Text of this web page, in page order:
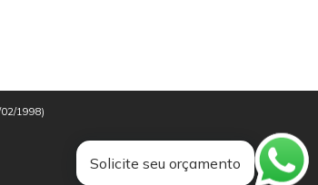
02/1998)
Solicite seu orçamento